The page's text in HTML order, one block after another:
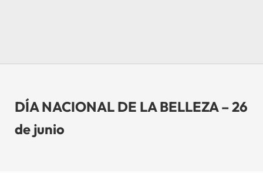
DÍA NACIONAL DE LA BELLEZA – 26
de junio